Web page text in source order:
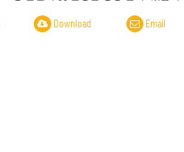
Download Email